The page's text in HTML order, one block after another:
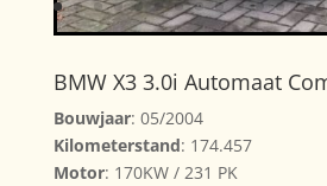
BMW X3 3.0i Automaat
Bouwjaar: 05/2004
Kilometerstand: 174.457
Motor: 170KW / 231 PK